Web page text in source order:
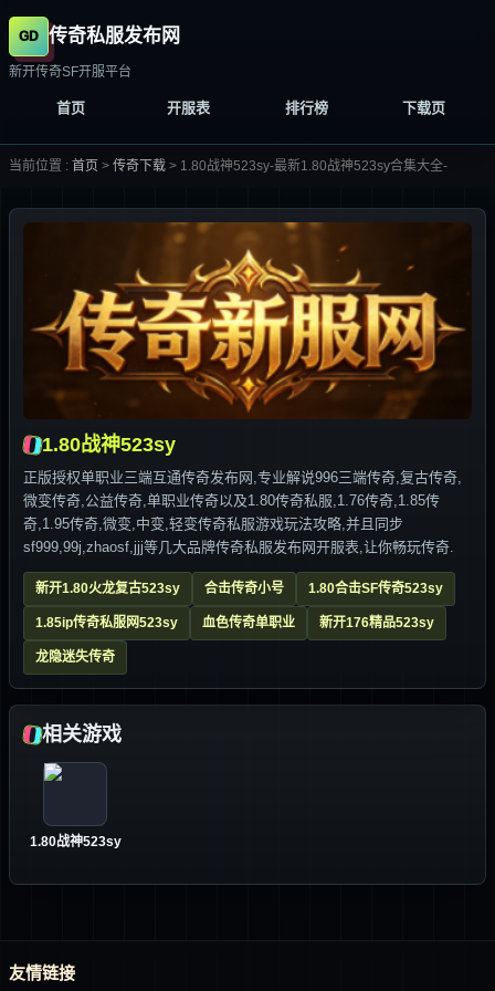
传奇私服发布网
新开传奇SF开服平台
首页 开服表 排行榜 下载页
当前位置 : 首页 > 传奇下载 > 1.80战神523sy-最新1.80战神523sy合集大全-
1.80战神523sy
正版授权单职业三端互通传奇发布网,专业解说996三端传奇,复古传奇,
微变传奇,公益传奇,单职业传奇以及1.80传奇私服,1.76传奇,1.85传
奇,1.95传奇,微变,中变,轻变传奇私服游戏玩法攻略,并且同步
sf999,99j,zhaosf,jjj等几大品牌传奇私服发布网开服表,让你畅玩传奇.
新开1.80火龙复古523sy 合击传奇小号 1.80合击SF传奇523sy
1.85ip传奇私服网523sy 血色传奇单职业 新开176精品523sy
龙隐迷失传奇
相关游戏
1.80战神523sy
友情链接